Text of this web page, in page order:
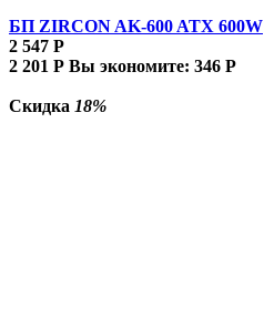
БП ZIRCON AK-600 ATX 600W
2 547 Р
2 201 Р Вы экономите: 346 Р
Скидка 18%